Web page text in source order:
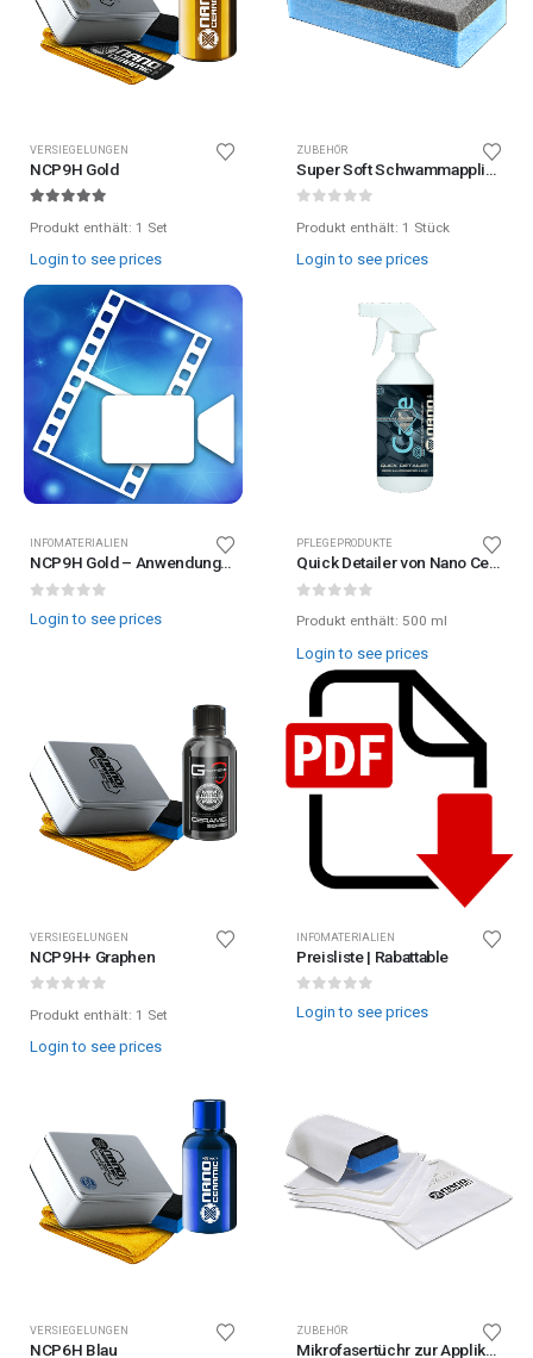
VERSIEGELUNGEN
NCP9H Gold
Produkt enthält: 1 Set
Login to see prices
ZUBEHÖR
Super Soft Schwammapplikator
Produkt enthält: 1 Stück
Login to see prices
INFOMATERIALIEN
NCP9H Gold – Anwendungsvideo
Login to see prices
PFLEGEPRODUKTE
Quick Detailer von Nano Ceramic Protect
Produkt enthält: 500 ml
Login to see prices
VERSIEGELUNGEN
NCP9H+ Graphen
Produkt enthält: 1 Set
Login to see prices
INFOMATERIALIEN
Preisliste | Rabattable
Login to see prices
VERSIEGELUNGEN
NCP6H Blau
ZUBEHÖR
Mikrofasertüchr zur Applikation 10×10 cm